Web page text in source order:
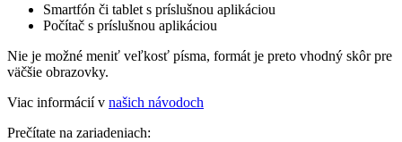
Smartfón či tablet s príslušnou aplikáciou
Počítač s príslušnou aplikáciou
Nie je možné meniť veľkosť písma, formát je preto vhodný skôr pre
väčšie obrazovky.
Viac informácií v našich návodoch
Prečítate na zariadeniach: